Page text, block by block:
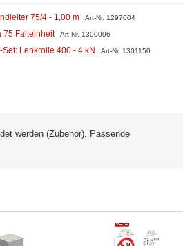
75/4 - 1,00 m Art-Nr. 1297004
75 Falteinheit Art-Nr. 1300006
Set: Lenkrolle 400 - 4 kN Art-Nr. 1301150
werden (Zubehör). Passende